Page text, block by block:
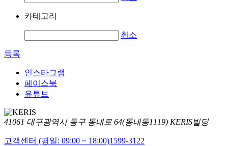
카테고리
취소
등록
인스타그램
페이스북
유튜브
41061 대구광역시 동구 동내로 64(동내동1119) KERIS빌딩
고객센터 (평일: 09:00 ~ 18:00)1599-3122